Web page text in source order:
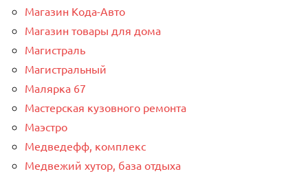
Магазин Кода-Авто
Магазин товары для дома
Магистраль
Магистральный
Малярка 67
Мастерская кузовного ремонта
Маэстро
Медведефф, комплекс
Медвежий хутор, база отдыха